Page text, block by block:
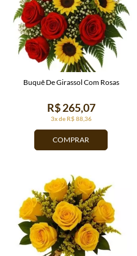
COMPRAR
3x de R$ 88,36
R$ 265,07
Buquê De Girassol Com Rosas